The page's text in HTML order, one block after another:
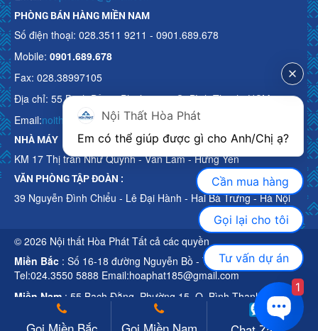
PHÒNG BÁN HÀNG MIỀN NAM
Số điện thoại: 028.3511 9211 - 0901.689.678
Mobile: 0901.689.678
Fax: 028.38997105
Địa chỉ: 55 Bạch Đằng, Phường 15, Q. Bình Thạnh, HCM
Email:noithathoaphattot@gmail.com
NHÀ MÁY
KM 17 Thị trấn Như Quỳnh - Văn Lâm - Hưng Yên
VĂN PHÒNG TẬP ĐOÀN :
39 Nguyễn Đình Chiểu - Lê Đại Hành - Hai Bà Trưng - Hà Nội
© 2026 Nội thất Hòa Phát Tất cả các quyền
Miền Bắc : Số 16-18 đường Nguyễn Bồ - TP Hà Nội
Tel:024.3550 5888 Email:hoaphat185@gmail.com
Miền Nam : 55 Bạch Đằng, Phường 15, Q. Bình Thạnh, HCM
Tel:028.3511 9211 Email:noithathoaphattot@gmail.com
Nội Thất Hòa Phát
Cần mua hàng
Gọi lại cho tôi
Tư vấn dự án
1